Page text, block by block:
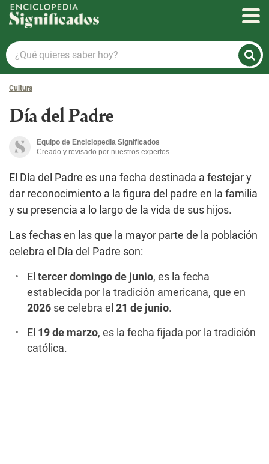
Enciclopedia Significados
¿Qué
quieres
saber
hoy?
Cultura
Día del Padre
Equipo de Enciclopedia Significados
Creado y revisado por nuestros expertos
El Día del Padre es una fecha destinada a festejar y
dar reconocimiento a la figura del padre en la familia
y su presencia a lo largo de la vida de sus hijos.
Las fechas en las que la mayor parte de la población
celebra el Día del Padre son:
El tercer domingo de junio, es la fecha
establecida por la tradición americana, que en
2026 se celebra el 21 de junio.
El 19 de marzo, es la fecha fijada por la tradición
católica.